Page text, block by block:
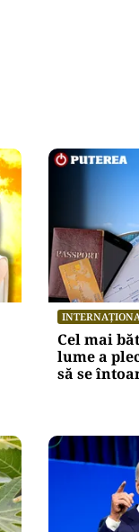
Cel mai
lume a
să se